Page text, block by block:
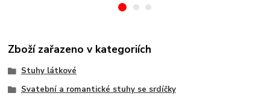
Zboží zařazeno v kategoriích
Stuhy látkové
Svatební a romantické stuhy se srdíčky